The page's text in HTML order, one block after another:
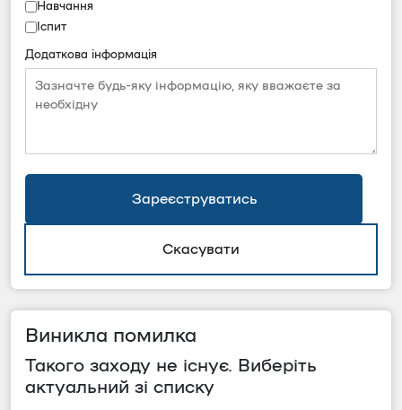
Навчання
Іспит
Додаткова інформація
Зареєструватись
Скасувати
Виникла помилка
Такого заходу не існує. Виберіть
актуальний зі списку